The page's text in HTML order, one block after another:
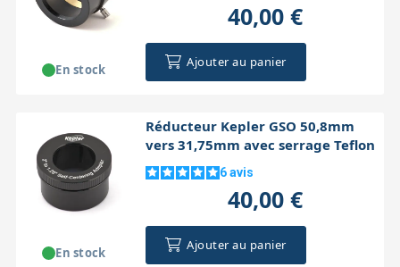
40,00 €
Ajouter au panier
En stock
Réducteur Kepler GSO 50,8mm
vers 31,75mm avec serrage Teflon
6avis
40,00 €
Ajouter au panier
En stock